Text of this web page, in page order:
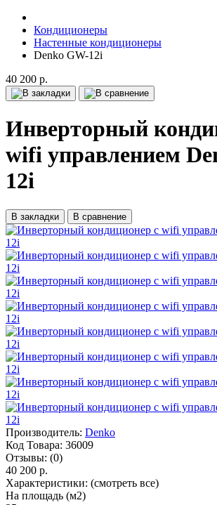
Кондиционеры
Настенные кондиционеры
Denko GW-12i
40 200 р.
Инверторный
wifi управлением
12i
В закладки В сравнение
Производитель: Denko
Код Товара: 36009
Отзывы: (0)
40 200 р.
Характеристики: (смотреть все)
На площадь (м2)